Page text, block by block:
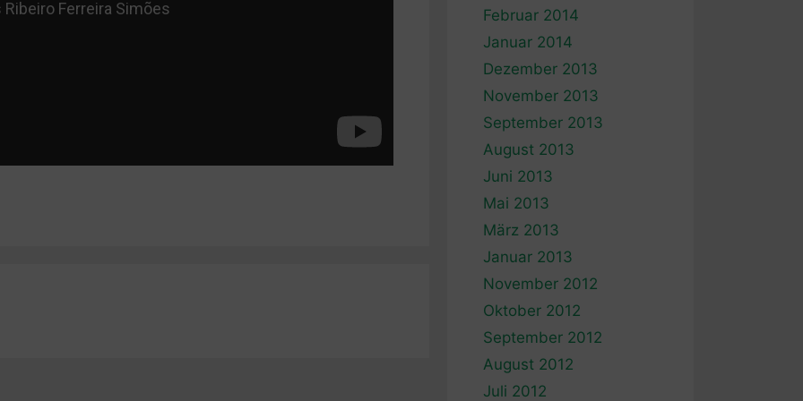
Februar 2014
Januar 2014
Dezember 2013
November 2013
September 2013
August 2013
Juni 2013
Mai 2013
März 2013
Januar 2013
November 2012
Oktober 2012
September 2012
August 2012
Juli 2012